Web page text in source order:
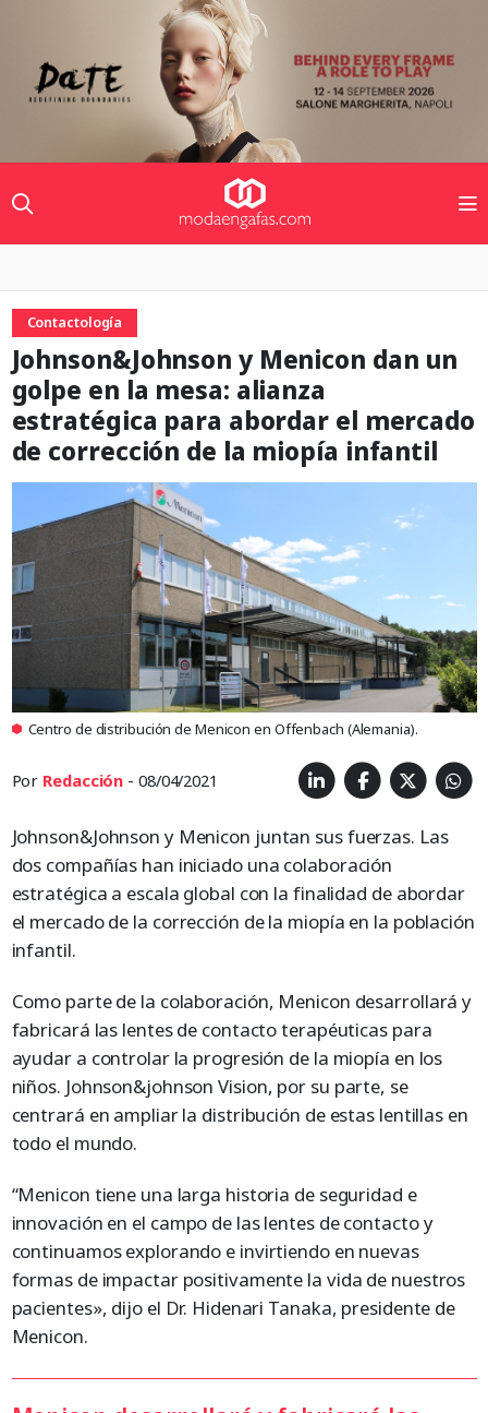
Contactología
Johnson&Johnson y Menicon dan un
golpe en la mesa: alianza
estratégica para abordar el mercado
de corrección de la miopía infantil
Centro de distribución de Menicon en Offenbach (Alemania).
Por Redacción - 08/04/2021
Johnson&Johnson y Menicon juntan sus fuerzas. Las
dos compañías han iniciado una colaboración
estratégica a escala global con la finalidad de abordar
el mercado de la corrección de la miopía en la población
infantil.
Como parte de la colaboración, Menicon desarrollará y
fabricará las lentes de contacto terapéuticas para
ayudar a controlar la progresión de la miopía en los
niños. Johnson&johnson Vision, por su parte, se
centrará en ampliar la distribución de estas lentillas en
todo el mundo.
“Menicon tiene una larga historia de seguridad e
innovación en el campo de las lentes de contacto y
continuamos explorando e invirtiendo en nuevas
formas de impactar positivamente la vida de nuestros
pacientes», dijo el Dr. Hidenari Tanaka, presidente de
Menicon.